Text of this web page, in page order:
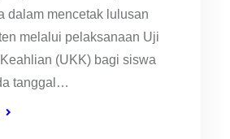
dalam mencetak lulusan
melalui pelaksanaan Uji
(UKK) bagi siswa
tanggal…